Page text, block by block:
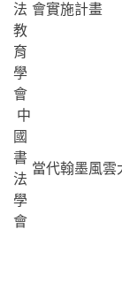
法
教
育
學
會
會實施計畫
中
國
書
法
學
會
當代翰墨風雲